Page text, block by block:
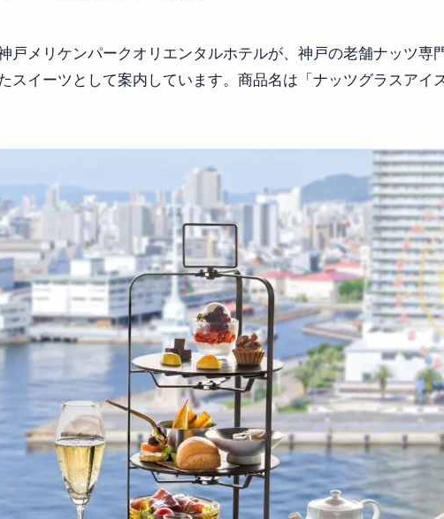
戸メリケンパークオリエンタルホテルが、神戸の老舗ナッツ専
スイーツとして案内しています。商品名は「ナッツグラスア